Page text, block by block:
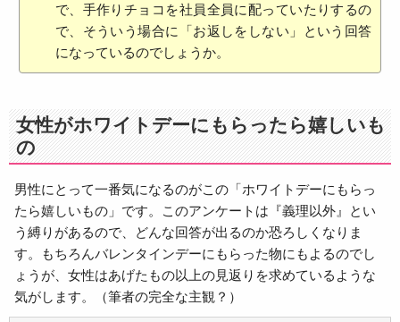
で、手作りチョコを社員全員に配っていたりするの
で、そういう場合に「お返しをしない」という回答
になっているのでしょうか。
女性がホワイトデーにもらったら嬉しいも
の
男性にとって一番気になるのがこの「ホワイトデーにもらっ
たら嬉しいもの」です。このアンケートは『義理以外』とい
う縛りがあるので、どんな回答が出るのか恐ろしくなりま
す。もちろんバレンタインデーにもらった物にもよるのでし
ょうが、女性はあげたもの以上の見返りを求めているような
気がします。（筆者の完全な主観？）